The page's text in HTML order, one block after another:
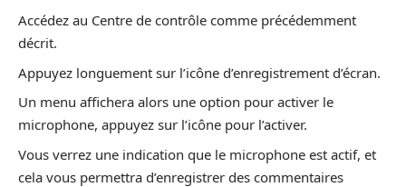
Accédez au Centre de contrôle comme précédemment
décrit.
Appuyez longuement sur l’icône d’enregistrement d’écran.
Un menu affichera alors une option pour activer le
microphone, appuyez sur l’icône pour l’activer.
Vous verrez une indication que le microphone est actif, et
cela vous permettra d’enregistrer des commentaires